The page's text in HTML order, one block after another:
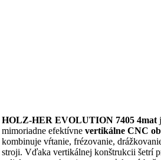
HOLZ‑HER EVOLUTION 7405 4mat
mimoriadne efektívne vertikálne CNC
kombinuje vŕtanie, frézovanie,
stroji. Vďaka vertikálnej konštrukcii šetrí